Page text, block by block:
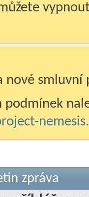
nové smluvní
podmínek
zpráva